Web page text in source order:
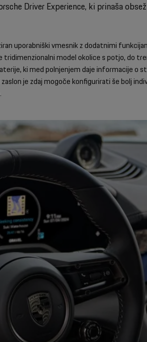
Driver Experience, ki prinaša
uporabniški vmesnik z dodatnimi
model okolice s potjo, do
ki med polnjenjem daje informacije o
je zdaj mogoče konfigurirati še bolj